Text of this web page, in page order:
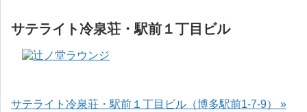
サテライト冷泉荘・駅前１丁目ビル
サテライト冷泉荘・駅前１丁目ビル（博多駅前1-7-9） »